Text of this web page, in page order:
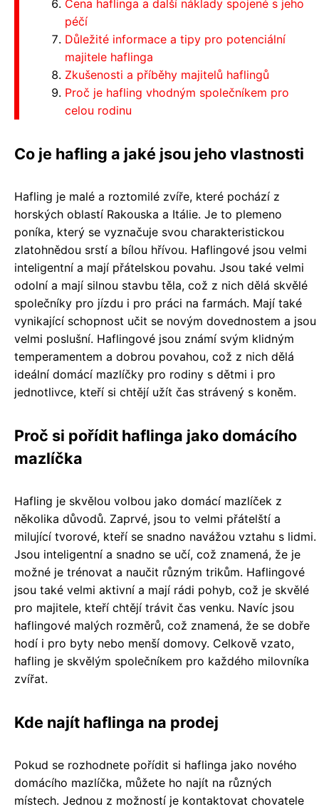
Cena haflinga a další náklady spojené s jeho
péčí
Důležité informace a tipy pro potenciální
majitele haflinga
Zkušenosti a příběhy majitelů haflingů
Proč je hafling vhodným společníkem pro
celou rodinu
Co je hafling a jaké jsou jeho vlastnosti
Hafling je malé a roztomilé zvíře, které pochází z
horských oblastí Rakouska a Itálie. Je to plemeno
poníka, který se vyznačuje svou charakteristickou
zlatohnědou srstí a bílou hřívou. Haflingové jsou velmi
inteligentní a mají přátelskou povahu. Jsou také velmi
odolní a mají silnou stavbu těla, což z nich dělá skvělé
společníky pro jízdu i pro práci na farmách. Mají také
vynikající schopnost učit se novým dovednostem a jsou
velmi poslušní. Haflingové jsou známí svým klidným
temperamentem a dobrou povahou, což z nich dělá
ideální domácí mazlíčky pro rodiny s dětmi i pro
jednotlivce, kteří si chtějí užít čas strávený s koněm.
Proč si pořídit haflinga jako domácího
mazlíčka
Hafling je skvělou volbou jako domácí mazlíček z
několika důvodů. Zaprvé, jsou to velmi přátelští a
milující tvorové, kteří se snadno navážou vztahu s lidmi.
Jsou inteligentní a snadno se učí, což znamená, že je
možné je trénovat a naučit různým trikům. Haflingové
jsou také velmi aktivní a mají rádi pohyb, což je skvělé
pro majitele, kteří chtějí trávit čas venku. Navíc jsou
haflingové malých rozměrů, což znamená, že se dobře
hodí i pro byty nebo menší domovy. Celkově vzato,
hafling je skvělým společníkem pro každého milovníka
zvířat.
Kde najít haflinga na prodej
Pokud se rozhodnete pořídit si haflinga jako nového
domácího mazlíčka, můžete ho najít na různých
místech. Jednou z možností je kontaktovat chovatele